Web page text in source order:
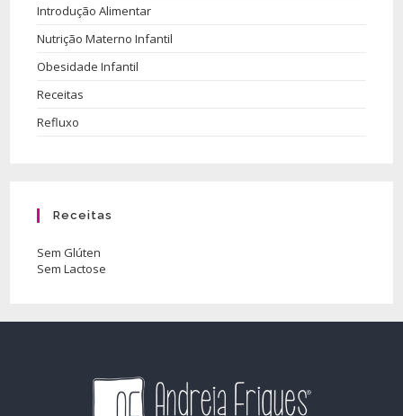
Introdução Alimentar
Nutrição Materno Infantil
Obesidade Infantil
Receitas
Refluxo
Receitas
Sem Glúten
Sem Lactose